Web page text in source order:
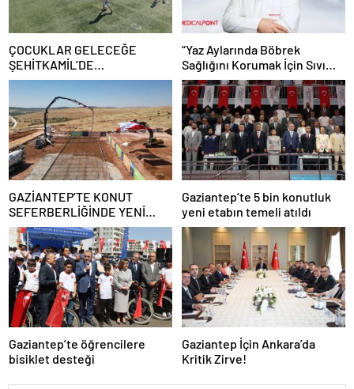
ÇOCUKLAR GELECEĞE
ŞEHİTKAMİL’DE
HAZIRLANIYOR
“Yaz Aylarında Böbrek
Sağlığını Korumak İçin Sıvı
Tüketimine Dikkat”
GAZİANTEP’TE KONUT
SEFERBERLİĞİNDE YENİ
AŞAMA
Gaziantep’te 5 bin konutluk
yeni etabın temeli atıldı
Gaziantep’te öğrencilere
bisiklet desteği
Gaziantep İçin Ankara’da
Kritik Zirve!